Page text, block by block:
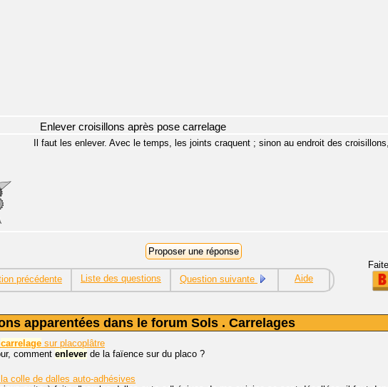
Enlever croisillons après pose carrelage
Il faut les enlever. Avec le temps, les joints craquent ; sinon au endroit des
précédente Liste des questions Question suivante Aide
apparentées dans le forum Sols . Carrelages
carrelage sur placoplâtre
comment enlever de la faïence sur du placo ?
la colle de dalles auto-adhésives